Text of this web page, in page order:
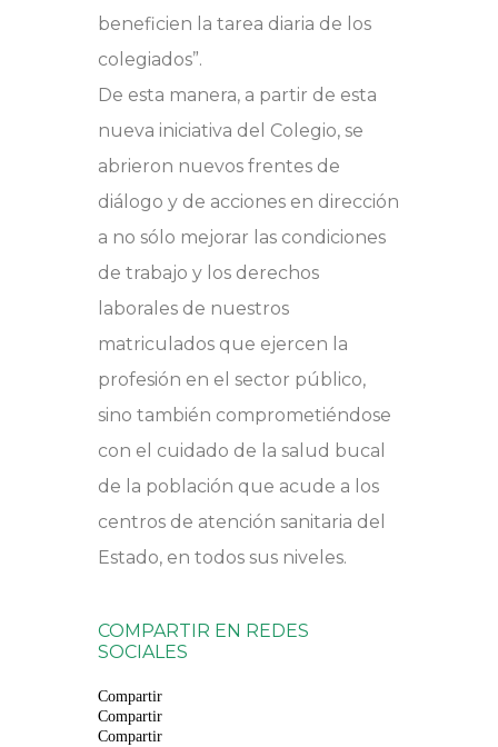
beneficien la tarea diaria de los
colegiados”.
De esta manera, a partir de esta
nueva iniciativa del Colegio, se
abrieron nuevos frentes de
diálogo y de acciones en dirección
a no sólo mejorar las condiciones
de trabajo y los derechos
laborales de nuestros
matriculados que ejercen la
profesión en el sector público,
sino también comprometiéndose
con el cuidado de la salud bucal
de la población que acude a los
centros de atención sanitaria del
Estado, en todos sus niveles.
COMPARTIR EN REDES
SOCIALES
Compartir
Compartir
Compartir